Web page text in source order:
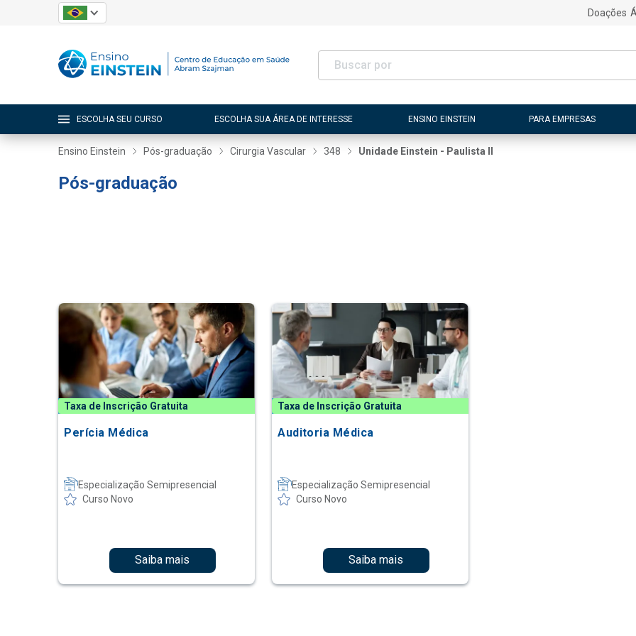
Doações
ESCOLHA SEU CURSO ESCOLHA SUA ÁREA DE INTERESSE ENSINO EINSTEIN PARA EMPRESAS
Ensino Einstein Pós-graduação Cirurgia Vascular 348 Unidade Einstein - Paulista II
Pós-graduação
Taxa de Inscrição Gratuita
Perícia Médica
Especialização Semipresencial
Curso Novo
Saiba mais
Taxa de Inscrição Gratuita
Auditoria Médica
Especialização Semipresencial
Curso Novo
Saiba mais